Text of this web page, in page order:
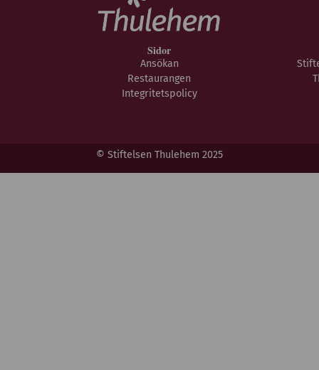
Sidor
Ansökan
Restaurangen
Integritetspolicy
© Stiftelsen Thulehem 2025